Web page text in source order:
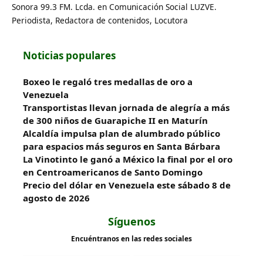
Sonora 99.3 FM. Lcda. en Comunicación Social LUZVE.
Periodista, Redactora de contenidos, Locutora
Noticias populares
Boxeo le regaló tres medallas de oro a
Venezuela
Transportistas llevan jornada de alegría a más
de 300 niños de Guarapiche II en Maturín
Alcaldía impulsa plan de alumbrado público
para espacios más seguros en Santa Bárbara
La Vinotinto le ganó a México la final por el oro
en Centroamericanos de Santo Domingo
Precio del dólar en Venezuela este sábado 8 de
agosto de 2026
Síguenos
Encuéntranos en las redes sociales